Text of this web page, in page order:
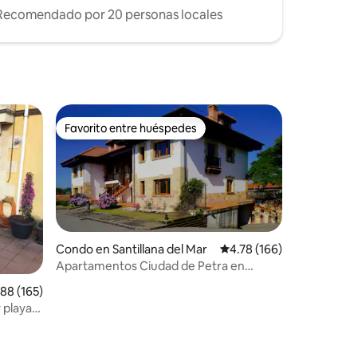
por 20 personas locales
promedio: 4.88 de 5, 165 reseñas
(165)
Favorito entre huéspedes
Favorito entre huéspedes
Condo en Santillana del Mar Calificación promedio:
4.78 (166)
Apartamentos Ciudad de Petra en